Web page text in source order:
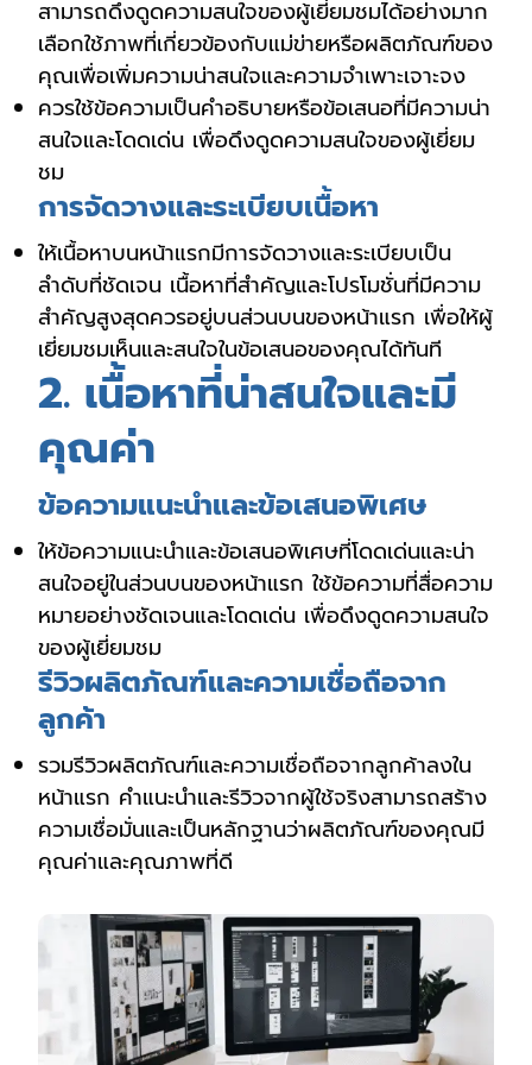
สามารถดึงดูดความสนใจของผู้เยี่ยมชมได้อย่างมาก
เลือกใช้ภาพที่เกี่ยวข้องกับแม่ข่ายหรือผลิตภัณฑ์ของ
คุณเพื่อเพิ่มความน่าสนใจและความจำเพาะเจาะจง
ควรใช้ข้อความเป็นคำอธิบายหรือข้อเสนอที่มีความน่า
สนใจและโดดเด่น เพื่อดึงดูดความสนใจของผู้เยี่ยม
ชม
การจัดวางและระเบียบเนื้อหา
ให้เนื้อหาบนหน้าแรกมีการจัดวางและระเบียบเป็น
ลำดับที่ชัดเจน เนื้อหาที่สำคัญและโปรโมชั่นที่มีความ
สำคัญสูงสุดควรอยู่บนส่วนบนของหน้าแรก เพื่อให้ผู้
เยี่ยมชมเห็นและสนใจในข้อเสนอของคุณได้ทันที
2. เนื้อหาที่น่าสนใจและมี
คุณค่า
ข้อความแนะนำและข้อเสนอพิเศษ
ให้ข้อความแนะนำและข้อเสนอพิเศษที่โดดเด่นและน่า
สนใจอยู่ในส่วนบนของหน้าแรก ใช้ข้อความที่สื่อความ
หมายอย่างชัดเจนและโดดเด่น เพื่อดึงดูดความสนใจ
ของผู้เยี่ยมชม
รีวิวผลิตภัณฑ์และความเชื่อถือจาก
ลูกค้า
รวมรีวิวผลิตภัณฑ์และความเชื่อถือจากลูกค้าลงใน
หน้าแรก คำแนะนำและรีวิวจากผู้ใช้จริงสามารถสร้าง
ความเชื่อมั่นและเป็นหลักฐานว่าผลิตภัณฑ์ของคุณมี
คุณค่าและคุณภาพที่ดี